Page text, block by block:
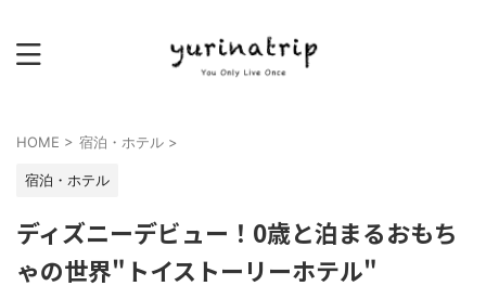
HOME > 宿泊・ホテル >
宿泊・ホテル
ディズニーデビュー！0歳と泊まるおもち
ゃの世界"トイストーリーホテル"